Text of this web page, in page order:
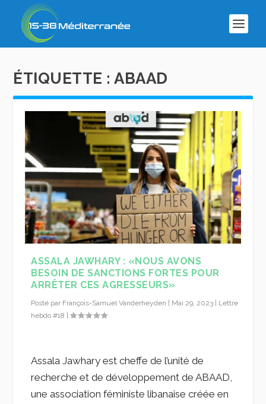
ÉTIQUETTE :ABAAD
ASSALA JAWHARY : «NOUS AVONS
BESOIN DE SANCTIONS FORTES POUR
ARRÊTER CES AGRESSEURS»
Posté par François-Samuel Vanderheyden Mai 29, 2023
Lettre
hebdo #18
|
Assala Jawhary est cheffe de l’unité de
recherche et de développement de ABAAD,
une association féministe libanaise créée en